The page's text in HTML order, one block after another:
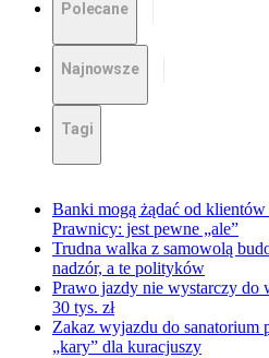
Polecane
Najnowsze
Tagi
Banki mogą żądać od
Prawnicy: jest pewne „ale”
Trudna walka z samowolą
nadzór, a te polityków
Prawo jazdy nie wystarczy do
30 tys. zł
Zakaz wyjazdu do sanatorium
„kary” dla kuracjuszy